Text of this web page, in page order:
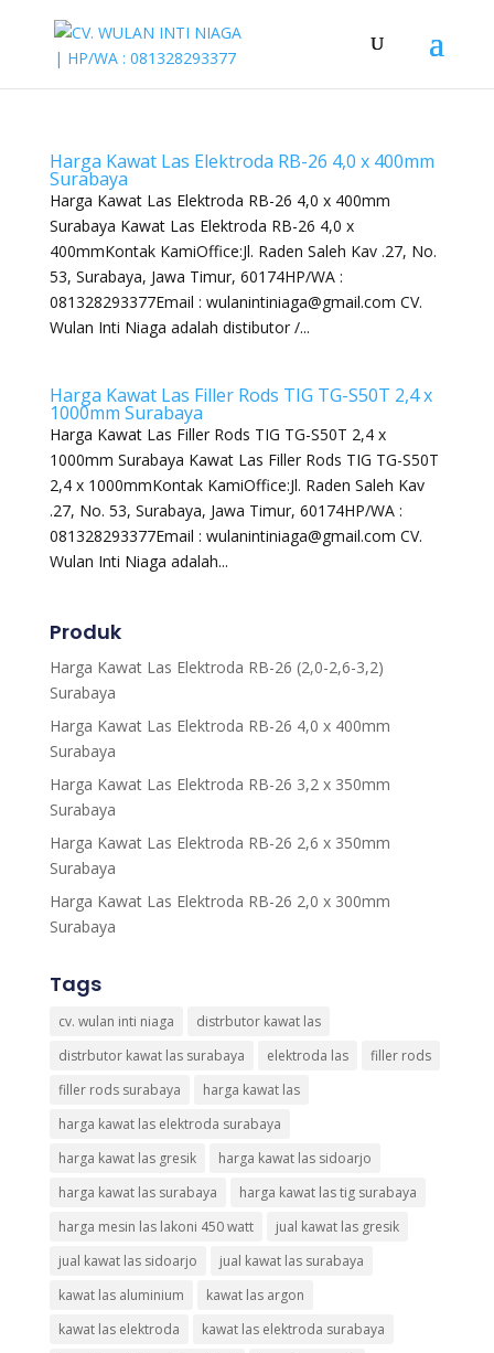
Harga Kawat Las Elektroda RB-26 4,0 x 400mm
Surabaya
Harga Kawat Las Elektroda RB-26 4,0 x 400mm
Surabaya Kawat Las Elektroda RB-26 4,0 x
400mmKontak KamiOffice:Jl. Raden Saleh Kav .27, No.
53, Surabaya, Jawa Timur, 60174HP/WA :
081328293377Email : wulanintiniaga@gmail.com CV.
Wulan Inti Niaga adalah distibutor /...
Harga Kawat Las Filler Rods TIG TG-S50T 2,4 x
1000mm Surabaya
Harga Kawat Las Filler Rods TIG TG-S50T 2,4 x
1000mm Surabaya Kawat Las Filler Rods TIG TG-S50T
2,4 x 1000mmKontak KamiOffice:Jl. Raden Saleh Kav
.27, No. 53, Surabaya, Jawa Timur, 60174HP/WA :
081328293377Email : wulanintiniaga@gmail.com CV.
Wulan Inti Niaga adalah...
Produk
Harga Kawat Las Elektroda RB-26 (2,0-2,6-3,2)
Surabaya
Harga Kawat Las Elektroda RB-26 4,0 x 400mm
Surabaya
Harga Kawat Las Elektroda RB-26 3,2 x 350mm
Surabaya
Harga Kawat Las Elektroda RB-26 2,6 x 350mm
Surabaya
Harga Kawat Las Elektroda RB-26 2,0 x 300mm
Surabaya
Tags
cv. wulan inti niaga
distrbutor kawat las
distrbutor kawat las surabaya
elektroda las
filler rods
filler rods surabaya
harga kawat las
harga kawat las elektroda surabaya
harga kawat las gresik
harga kawat las sidoarjo
harga kawat las surabaya
harga kawat las tig surabaya
harga mesin las lakoni 450 watt
jual kawat las gresik
jual kawat las sidoarjo
jual kawat las surabaya
kawat las aluminium
kawat las argon
kawat las elektroda
kawat las elektroda surabaya